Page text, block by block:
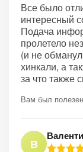
Все было
интересный
Подача
пролетело
(и не
хинкали, а
за что также
Вам был
В